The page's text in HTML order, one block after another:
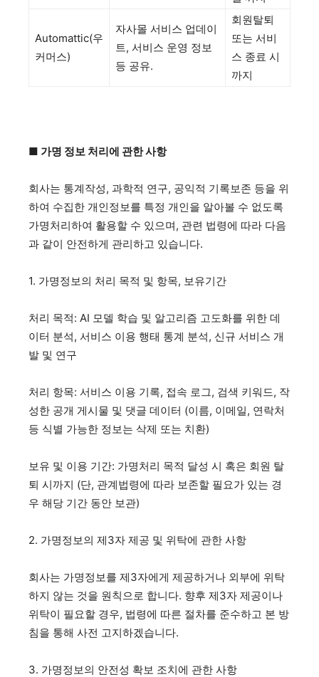
Automattic(우
커머스)
자사몰 서비스 업데이
트, 서비스 운영 정보
등 공유.
회원탈퇴
또는 서비
스 종료 시
까지
■ 가명 정보 처리에 관한 사항
회사는 통계작성, 과학적 연구, 공익적 기록보존 등을 위
하여 수집한 개인정보를 특정 개인을 알아볼 수 없도록
가명처리하여 활용할 수 있으며, 관련 법령에 따라 다음
과 같이 안전하게 관리하고 있습니다.
1. 가명정보의 처리 목적 및 항목, 보유기간
처리 목적: AI 모델 학습 및 알고리즘 고도화를 위한 데
이터 분석, 서비스 이용 행태 통계 분석, 신규 서비스 개
발 및 연구
처리 항목: 서비스 이용 기록, 접속 로그, 검색 키워드, 작
성한 공개 게시물 및 댓글 데이터 (이름, 이메일, 연락처
등 식별 가능한 정보는 삭제 또는 치환)
보유 및 이용 기간: 가명처리 목적 달성 시 혹은 회원 탈
퇴 시까지 (단, 관계법령에 따라 보존할 필요가 있는 경
우 해당 기간 동안 보관)
2. 가명정보의 제3자 제공 및 위탁에 관한 사항
회사는 가명정보를 제3자에게 제공하거나 외부에 위탁
하지 않는 것을 원칙으로 합니다. 향후 제3자 제공이나
위탁이 필요할 경우, 법령에 따른 절차를 준수하고 본 방
침을 통해 사전 고지하겠습니다.
3. 가명정보의 안전성 확보 조치에 관한 사항